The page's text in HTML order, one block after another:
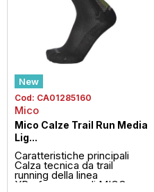
New
Cod: CA01285160
Mico
Mico Calze Trail Run Media
Lig...
Caratteristiche principali
Calza tecnica da trail
running della linea
XPerformance di MICO,